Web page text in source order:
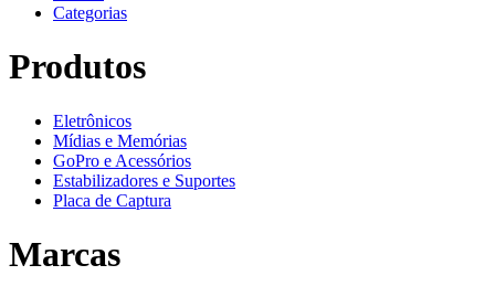
Categorias
Produtos
Eletrônicos
Mídias e Memórias
GoPro e Acessórios
Estabilizadores e Suportes
Placa de Captura
Marcas